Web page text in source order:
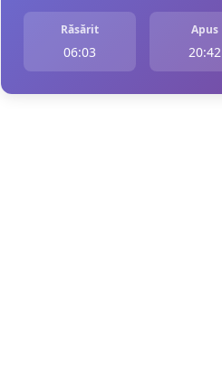
Răsărit
06:03
Apus
20:42